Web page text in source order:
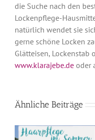
die Suche nach den
Lockenpflege-
natürlich wendet sie
gerne schöne Locken
Glätteisen, Lockenstab
www.klarajebe.de oder
Ähnliche Beiträge